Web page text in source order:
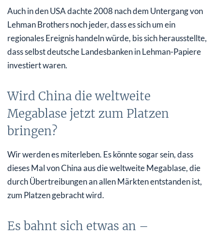
Auch in den USA dachte 2008 nach dem Untergang von
Lehman Brothers noch jeder, dass es sich um ein
regionales Ereignis handeln würde, bis sich herausstellte,
dass selbst deutsche Landesbanken in Lehman-Papiere
investiert waren.
Wird China die weltweite
Megablase jetzt zum Platzen
bringen?
Wir werden es miterleben. Es könnte sogar sein, dass
dieses Mal von China aus die weltweite Megablase, die
durch Übertreibungen an allen Märkten entstanden ist,
zum Platzen gebracht wird.
Es bahnt sich etwas an –